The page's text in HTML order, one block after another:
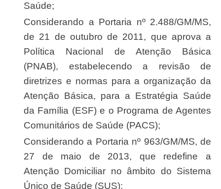
Saúde;
Considerando a Portaria nº 2.488/GM/MS,
de 21 de outubro de 2011, que aprova a
Política Nacional de Atenção Básica
(PNAB), estabelecendo a revisão de
diretrizes e normas para a organização da
Atenção Básica, para a Estratégia Saúde
da Família (ESF) e o Programa de Agentes
Comunitários de Saúde (PACS);
Considerando a Portaria nº 963/GM/MS, de
27 de maio de 2013, que redefine a
Atenção Domiciliar no âmbito do Sistema
Único de Saúde (SUS);